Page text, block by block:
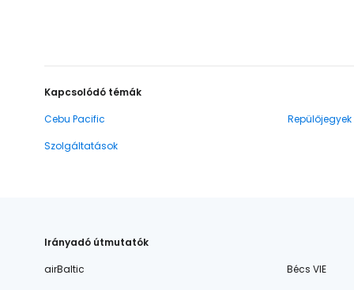
Kapcsolódó témák
Cebu Pacific
Repülőjegyek
Szolgáltatások
Irányadó útmutatók
airBaltic
Bécs VIE